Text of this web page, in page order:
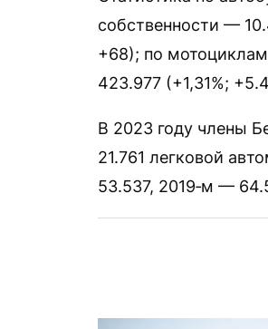
собственности —
+68); по
423.977 (+1,31%;
В 2023 году члены
21.761 легковой
53.537, 2019‑м —